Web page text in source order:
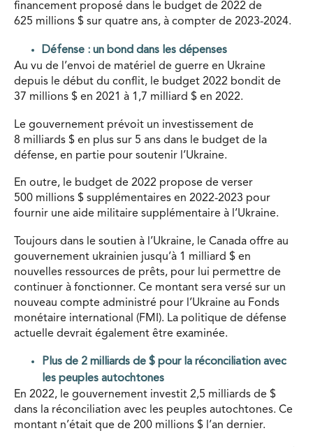
financement proposé dans le budget de 2022 de
625 millions $ sur quatre ans, à compter de 2023-2024.
Défense : un bond dans les dépenses
Au vu de l’envoi de matériel de guerre en Ukraine
depuis le début du conflit, le budget 2022 bondit de
37 millions $ en 2021 à 1,7 milliard $ en 2022.
Le gouvernement prévoit un investissement de
8 milliards $ en plus sur 5 ans dans le budget de la
défense, en partie pour soutenir l’Ukraine.
En outre, le budget de 2022 propose de verser
500 millions $ supplémentaires en 2022-2023 pour
fournir une aide militaire supplémentaire à l’Ukraine.
Toujours dans le soutien à l’Ukraine, le Canada offre au
gouvernement ukrainien jusqu’à 1 milliard $ en
nouvelles ressources de prêts, pour lui permettre de
continuer à fonctionner. Ce montant sera versé sur un
nouveau compte administré pour l’Ukraine au Fonds
monétaire international (FMI). La politique de défense
actuelle devrait également être examinée.
Plus de 2 milliards de $ pour la réconciliation avec
les peuples autochtones
En 2022, le gouvernement investit 2,5 milliards de $
dans la réconciliation avec les peuples autochtones. Ce
montant n’était que de 200 millions $ l’an dernier.